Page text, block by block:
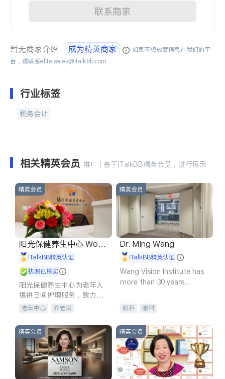
联系商家
暂无商家介绍 成为精英商家
如果不想放置信息在我们的平
台，请联系elite.sales@italkbb.com
行业标签
税务会计
相关精英会员 推广 | 基于iTalkBB精英会员，进行展示
精英会员
阳光保健养生中心 World
shine
iTalkBB精英认证
执照已核实
阳光保健养生中心为老年人
提供日间护理服务，致力于
通过持续的护理创新来有效
老年中心 养老院
精英会员
Dr. Ming Wang
iTalkBB精英认证
Wang Vision Institute has
more than 30 years
眼科 眼科
精英会员 精英会员